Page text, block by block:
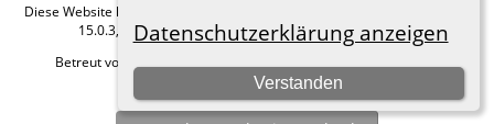
Datenschutzerklärung anzeigen
Verstanden
Diese Website läuft mit
15.0.3, programmiert von Darrin Lythgoe © 2001-2026.
Betreut von
Hier geht es zum Impressum